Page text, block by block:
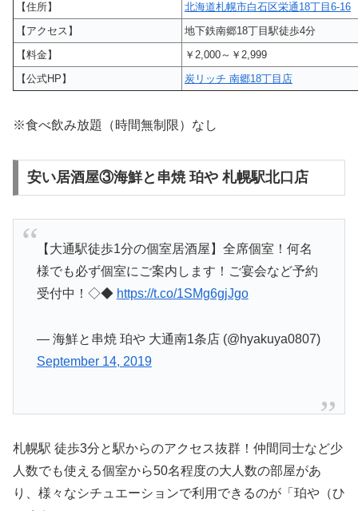
【住所】
北海道札幌市白石区栄通18丁目6-16
【アクセス】
地下鉄南郷18丁目駅徒歩4分
【料金】
￥2,000～￥2,999
【公式HP】
炭リッチ 南郷18丁目店
※食べ飲み放題（時間無制限）なし
安い居酒屋③海鮮と串焼 珀や 札幌駅北口店
【大通駅徒歩1分の個室居酒屋】全席個室！何名
様でも必ず個室にご案内します！ご宴会など予約
受付中！◇◆ https://t.co/1SMg6gjJgo
— 海鮮と串焼 珀や 大通南1条店 (@hyakuya0807)
September 14, 2019
札幌駅 徒歩3分と駅からのアクセス抜群！仲間同士など少
人数でも使える個室から50名程度の大人数の部屋があ
り、様々なシチュエーションで利用できるのが「珀や（ひ